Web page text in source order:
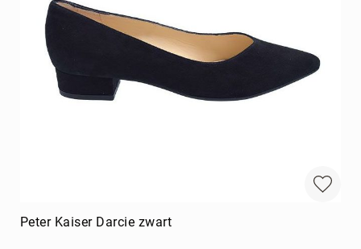
Peter Kaiser Darcie zwart